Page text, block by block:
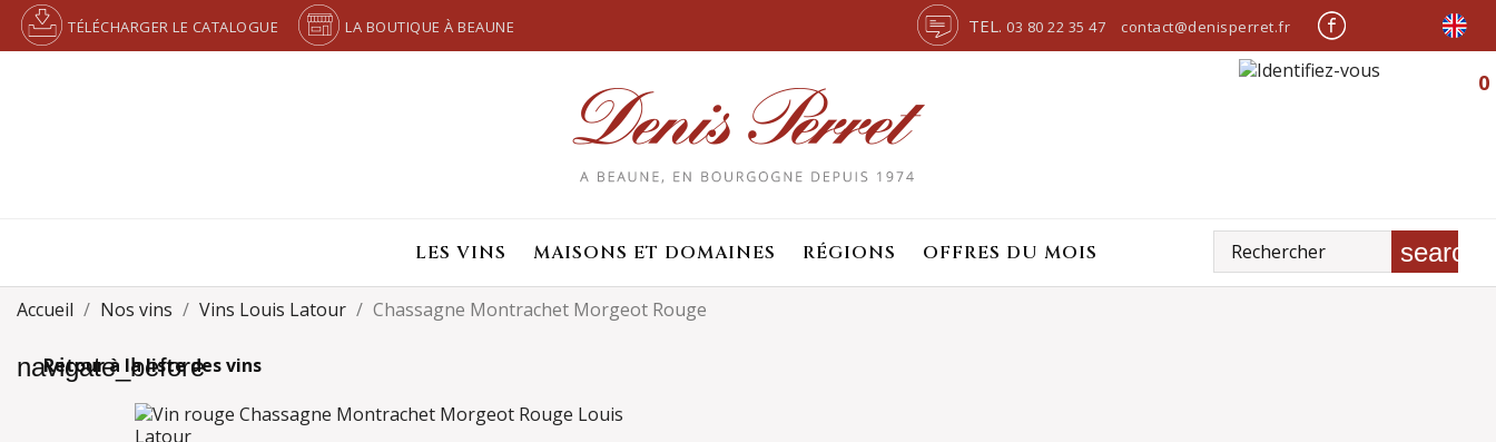
TÉLÉCHARGER LE CATALOGUE LA BOUTIQUE À BEAUNE TEL. 03 80 22 35 47 contact@denisperret.fr
0
LES VINS MAISONS ET DOMAINES RÉGIONS OFFRES DU MOIS search
Accueil Nos vins Vins Louis Latour Chassagne Montrachet Morgeot Rouge
navigate_before
Retour à la liste des vins